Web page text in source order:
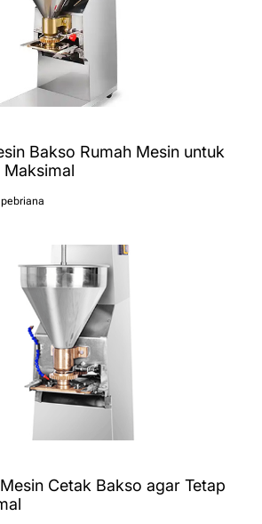
Bakso Rumah Mesin untuk
Cetak Bakso agar Tetap